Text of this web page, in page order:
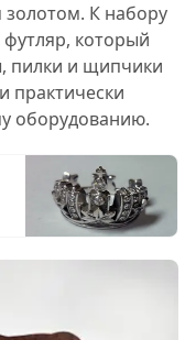
К набору
который
пилки и щипчики
практически
оборудованию.